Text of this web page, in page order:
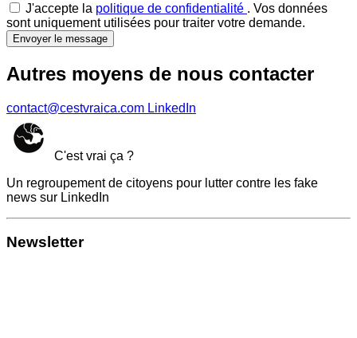
J'accepte la politique de confidentialité . Vos données
sont uniquement utilisées pour traiter votre demande.
Envoyer le message
Autres moyens de nous contacter
contact@cestvraica.com LinkedIn
C'est vrai ça ?
Un regroupement de citoyens pour lutter contre les fake
news sur LinkedIn
Newsletter